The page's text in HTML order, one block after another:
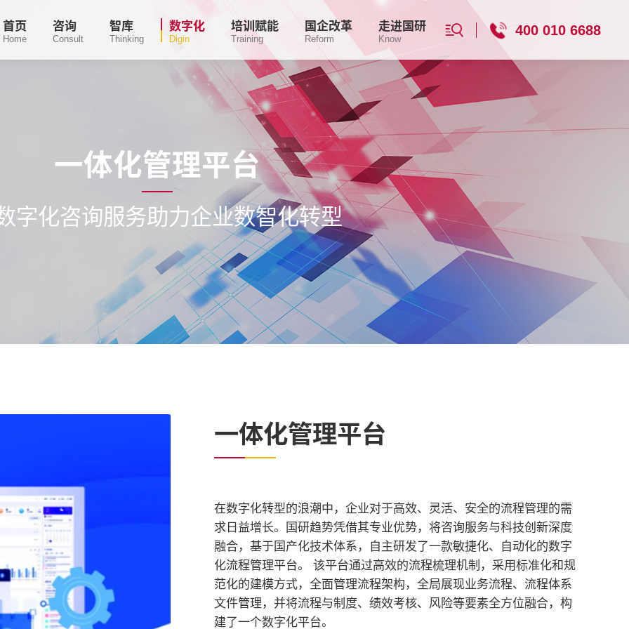
首页
Home
咨询
Consult
智库
Thinking
数字化
Digin
培训赋能
Training
国企改革
Reform
走进国研
Know
400 010 6688
一体化管理平台
字化咨询服务助力企业数智化转型
一体化管理平台
在数字化转型的浪潮中，企业对于高效、灵活、安全的流程管理的需
求日益增长。国研趋势凭借其专业优势，将咨询服务与科技创新深度
融合，基于国产化技术体系，自主研发了一款敏捷化、自动化的数字
化流程管理平台。 该平台通过高效的流程梳理机制，采用标准化和规
范化的建模方式，全面管理流程架构，全局展现业务流程、流程体系
文件管理，并将流程与制度、绩效考核、风险等要素全方位融合，构
建了一个数字化平台。